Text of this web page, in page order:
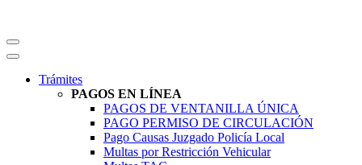
Trámites
PAGOS EN LÍNEA
PAGOS DE VENTANILLA ÚNICA
PAGO PERMISO DE CIRCULACIÓN
Pago Causas Juzgado Policía Local
Multas por Restricción Vehicular